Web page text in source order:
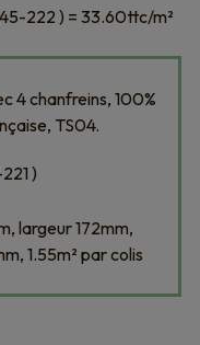
222 ) = 33.60ttc/m²
4 chanfreins, 100%
TS04.
)
largeur 172mm,
1.55m² par colis